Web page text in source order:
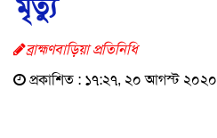
মৃত্যু
ব্রাহ্মণবাড়িয়া প্রতিনিধি
প্রকাশিত : ১৭:২৭, ২০ আগস্ট ২০২০